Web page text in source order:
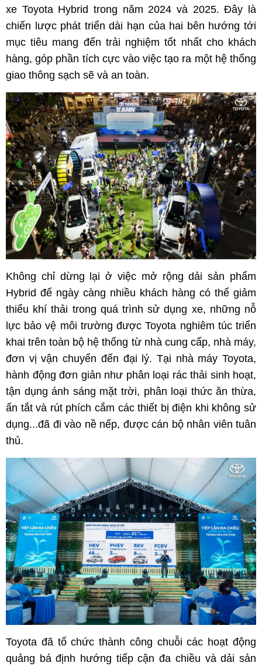
xe Toyota Hybrid trong năm 2024 và 2025. Đây là
chiến lược phát triển dài hạn của hai bên hướng tới
mục tiêu mang đến trải nghiệm tốt nhất cho khách
hàng, góp phần tích cực vào việc tạo ra một hệ thống
giao thông sạch sẽ và an toàn.
Không chỉ dừng lại ở việc mở rộng dải sản phẩm
Hybrid để ngày càng nhiều khách hàng có thể giảm
thiểu khí thải trong quá trình sử dụng xe, những nỗ
lực bảo vệ môi trường được Toyota nghiêm túc triển
khai trên toàn bộ hệ thống từ nhà cung cấp, nhà máy,
đơn vị vận chuyển đến đại lý. Tại nhà máy Toyota,
hành động đơn giản như phân loại rác thải sinh hoạt,
tận dụng ánh sáng mặt trời, phân loại thức ăn thừa,
ấn tắt và rút phích cắm các thiết bị điện khi không sử
dụng...đã đi vào nề nếp, được cán bộ nhân viên tuân
thủ.
Toyota đã tổ chức thành công chuỗi các hoạt động
quảng bá định hướng tiếp cận đa chiều và dải sản